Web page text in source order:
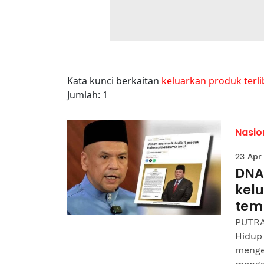
Kata kunci berkaitan keluarkan produk
Jumlah: 1
23 Apr